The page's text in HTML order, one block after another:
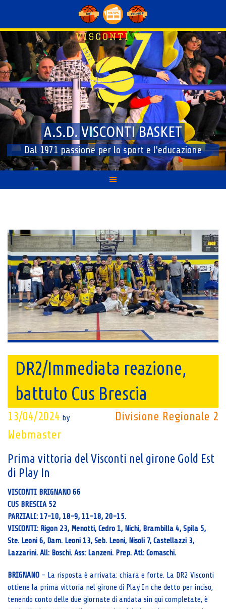
content
A.S.D. VISCONTI BASKET
Dal 1971 passione per lo sport e l'educazione
DR2/Immediata reazione,
battuto Cus Brescia
Divisione Regionale 2
13/04/2024 by
Webmaster
Prima vittoria del Visconti nel girone Gold Est
di Play In
VISCONTI BRIGNANO 66
CUS BRESCIA 52
PARZIALI: 17-10, 18-9, 11-18, 20-15.
VISCONTI: Rigon 23, Menotti, Cedro 1, Nichi, Brambilla 4, Spila 5,
Ste. Leoni 6, Dam. Leoni 13, Seb. Leoni, Nisoli 7, Castellazzi 3,
Lazzarini. All: Boschi. Ass: Lanzeni. Prep. Atl: Comaschi.
BRIGNANO – La risposta è arrivata: chiara e forte. La DR2 Visconti
ottiene la prima vittoria nel girone di Play In che detto per inciso,
tenendo conto delle due giornate di andata sin qui completate, è